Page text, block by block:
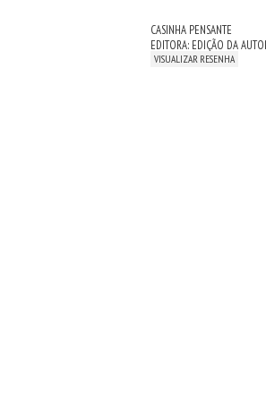
CASINHA PENSANTE
EDITORA: EDIÇÃO DA
VISUALIZAR RESENHA